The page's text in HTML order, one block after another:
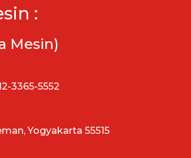
:
Mesin)
3365-5552
Yogyakarta 55515